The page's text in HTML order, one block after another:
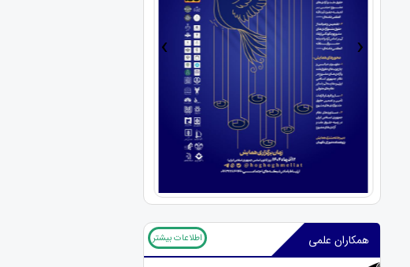
› ‹
همکاران علمی اطلاعات بیشتر